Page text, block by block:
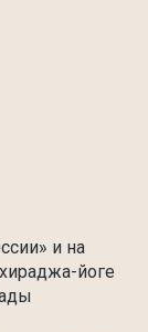
и на
йоге